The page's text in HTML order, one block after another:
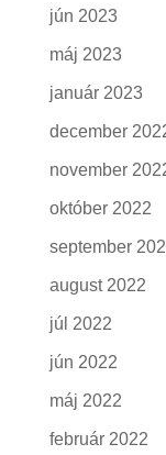
jún 2023
máj 2023
január 2023
december
november
október 2022
september
august 2022
júl 2022
jún 2022
máj 2022
február 2022